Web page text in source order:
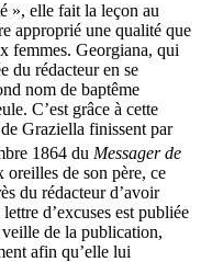
», elle fait la leçon au
approprié une qualité que
femmes. Georgiana, qui
du rédacteur en se
nom de baptême
C’est grâce à cette
Graziella finissent par
1864 du Messager de
oreilles de son père, ce
du rédacteur d’avoir
d’excuses est publiée
de la publication,
afin qu’elle lui